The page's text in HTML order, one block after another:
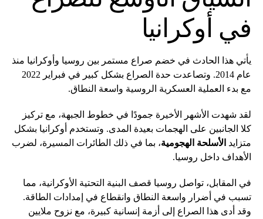
في أوكرانيا
يأتي هذا الحادث في خضم صراع مستمر بين روسيا وأوكرانيا منذ
عام 2014. وتصاعدت حدة الصراع بشكل كبير في فبراير 2022
مع بدء العملية العسكرية الروسية واسعة النطاق.
لقد شهدت الأشهر الأخيرة جمودًا في خطوط الجبهة، مع تركيز
كلا الجانبين على الهجمات بعيدة المدى. وتستخدم أوكرانيا بشكل
متزايد الأسلحة الهجومية، بما في ذلك الطائرات المسيرة، لضرب
الأهداف داخل روسيا.
في المقابل، تواصل روسيا قصف البنية التحتية الأوكرانية، مما
تسبب في أضرار واسعة النطاق وانقطاع في إمدادات الطاقة.
وقد أدى هذا الصراع إلى أزمة إنسانية كبيرة، مع نزوح ملايين